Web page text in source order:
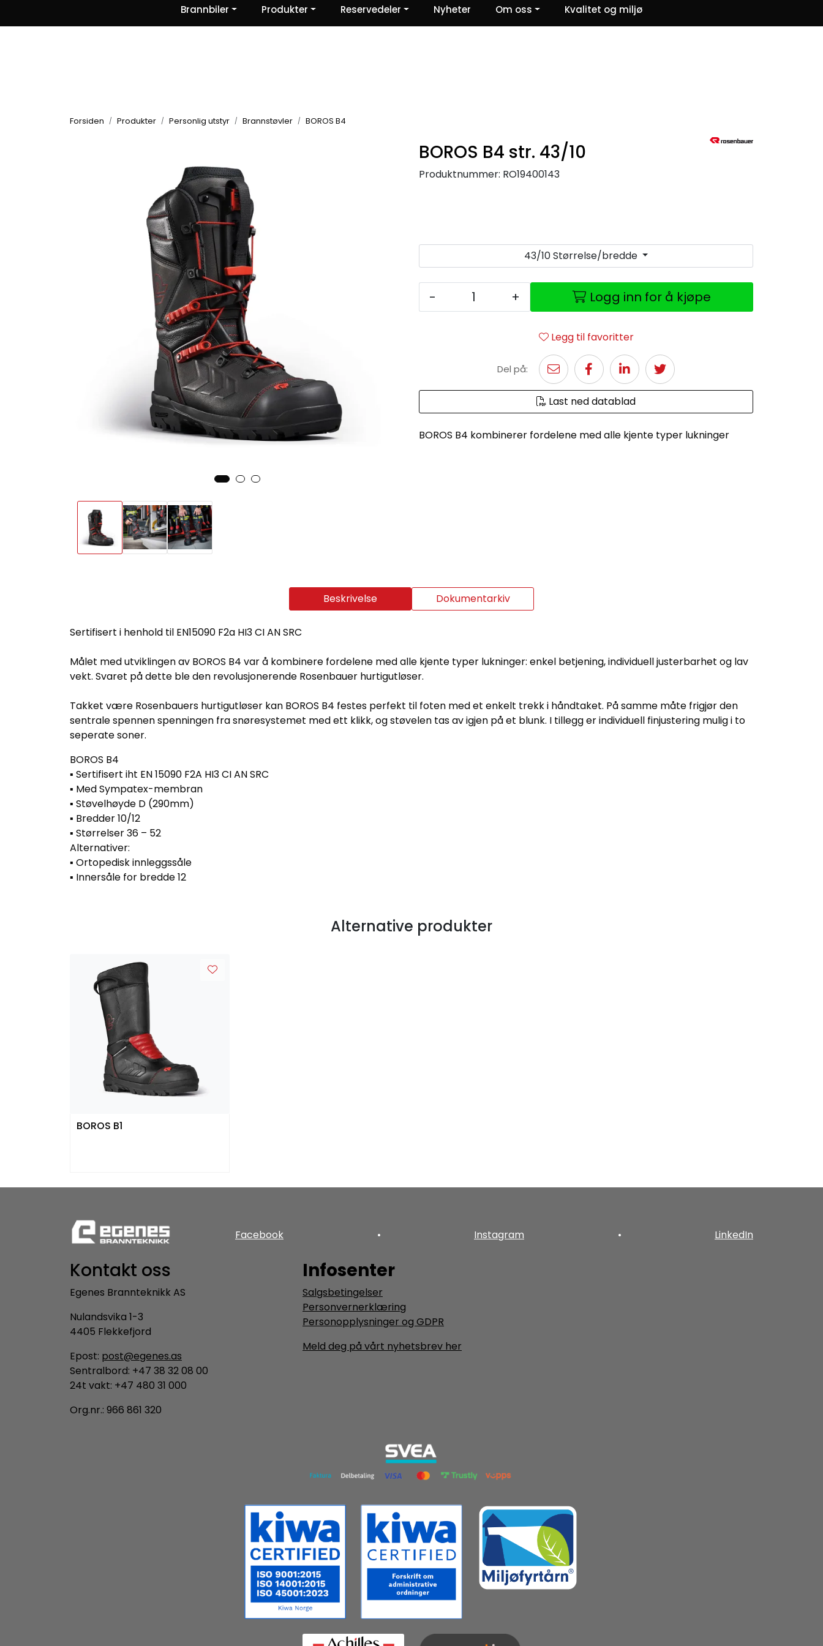
Om oss | Kontakt Oss | Ris og ros Om oss
Brannbiler Produkter Reservedeler Nyheter Om oss Kvalitet og miljø
Forsiden Produkter Personlig utstyr Brannstøvler BOROS B4
BOROS B4 str. 43/10
Produktnummer: RO19400143
43/10 Størrelse/bredde
- + Logg inn for å kjøpe
Legg til favoritter
Del på:
Last ned datablad
BOROS B4 kombinerer fordelene med alle kjente typer lukninger
Beskrivelse Dokumentarkiv
Sertifisert i henhold til EN15090 F2a HI3 CI AN SRC
Målet med utviklingen av BOROS B4 var å kombinere fordelene med alle kjente typer lukninger: enkel betjening, individuell justerbarhet og lav
vekt. Svaret på dette ble den revolusjonerende Rosenbauer hurtigutløser.
Takket være Rosenbauers hurtigutløser kan BOROS B4 festes perfekt til foten med et enkelt trekk i håndtaket. På samme måte frigjør den
sentrale spennen spenningen fra snøresystemet med ett klikk, og støvelen tas av igjen på et blunk. I tillegg er individuell finjustering mulig i to
seperate soner.
BOROS B4
▪ Sertifisert iht EN 15090 F2A HI3 CI AN SRC
▪ Med Sympatex-membran
▪ Støvelhøyde D (290mm)
▪ Bredder 10/12
▪ Størrelser 36 – 52
Alternativer:
▪ Ortopedisk innleggssåle
▪ Innersåle for bredde 12
Alternative produkter
BOROS B1
Facebook • Instagram • LinkedIn
Kontakt oss
Egenes Brannteknikk AS
Nulandsvika 1-3
4405 Flekkefjord
Epost: post@egenes.as
Sentralbord: +47 38 32 08 00
24t vakt: +47 480 31 000
Org.nr.: 966 861 320
Infosenter
Salgsbetingelser
Personvernerklæring
Personopplysninger og GDPR
Meld deg på vårt nyhetsbrev her